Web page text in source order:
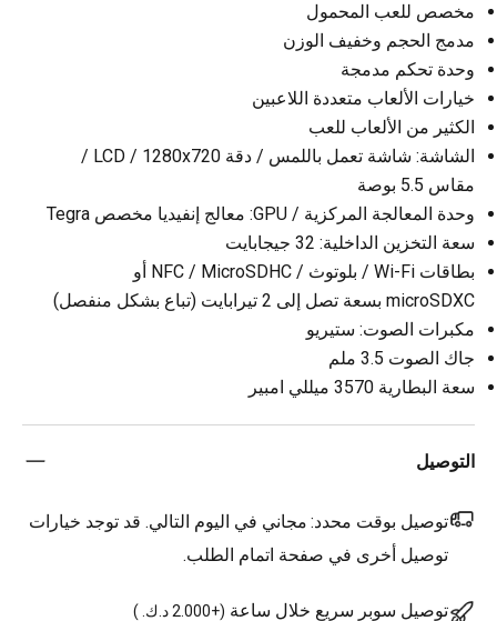
مخصص للعب المحمول
مدمج الحجم وخفيف الوزن
وحدة تحكم مدمجة
خيارات الألعاب متعددة اللاعبين
الكثير من الألعاب للعب
الشاشة: شاشة تعمل باللمس / دقة LCD / 1280x720 /
مقاس 5.5 بوصة
وحدة المعالجة المركزية / GPU: معالج إنفيديا مخصص Tegra
سعة التخزين الداخلية: 32 جيجابايت
بطاقات Wi-Fi / بلوتوث / NFC / MicroSDHC أو
microSDXC بسعة تصل إلى 2 تيرابايت (تباع بشكل منفصل)
مكبرات الصوت: ستيريو
جاك الصوت 3.5 ملم
سعة البطارية 3570 ميللي امبير
التوصيل
توصيل بوقت محدد: مجاني في اليوم التالي. قد توجد خيارات
توصيل أخرى في صفحة اتمام الطلب.
توصيل سوبر سريع خلال ساعة (+2.000 د.ك. )